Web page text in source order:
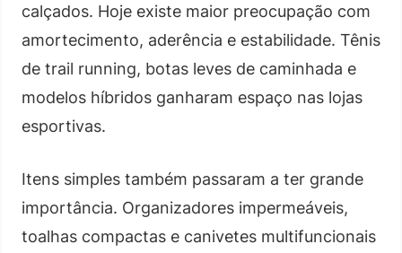
calçados. Hoje existe maior preocupação com
amortecimento, aderência e estabilidade. Tênis
de trail running, botas leves de caminhada e
modelos híbridos ganharam espaço nas lojas
esportivas.
Itens simples também passaram a ter grande
importância. Organizadores impermeáveis,
toalhas compactas e canivetes multifuncionais